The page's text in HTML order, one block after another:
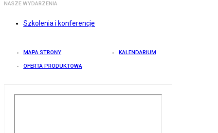
NASZE WYDARZENIA
Szkolenia i konferencje
MAPA STRONY KALENDARIUM
OFERTA PRODUKTOWA